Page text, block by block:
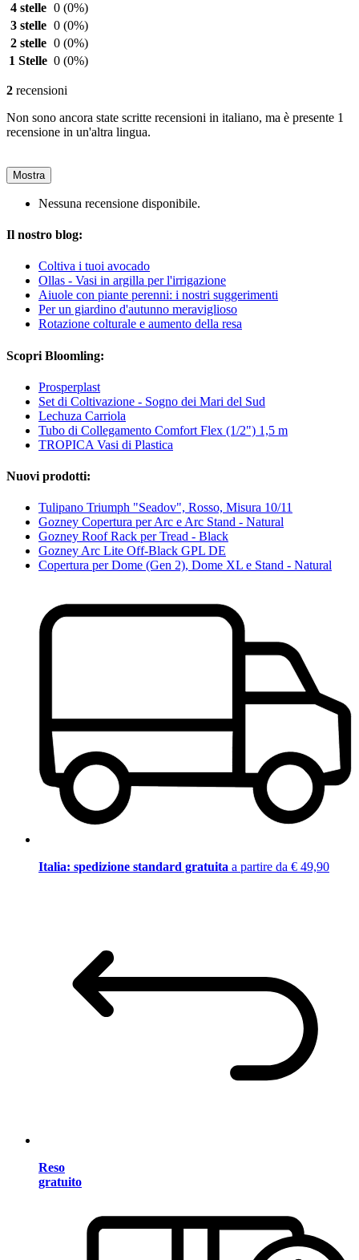
4 stelle 0 (0%)
3 stelle 0 (0%)
2 stelle 0 (0%)
1 Stelle 0 (0%)
2 recensioni
Non sono ancora state scritte recensioni in italiano, ma è presente 1
recensione in un'altra lingua.
Mostra
Nessuna recensione disponibile.
Il nostro blog:
Coltiva i tuoi avocado
Ollas - Vasi in argilla per l'irrigazione
Aiuole con piante perenni: i nostri suggerimenti
Per un giardino d'autunno meraviglioso
Rotazione colturale e aumento della resa
Scopri Bloomling:
Prosperplast
Set di Coltivazione - Sogno dei Mari del Sud
Lechuza Carriola
Tubo di Collegamento Comfort Flex (1/2") 1,5 m
TROPICA Vasi di Plastica
Nuovi prodotti:
Tulipano Triumph "Seadov", Rosso, Misura 10/11
Gozney Copertura per Arc e Arc Stand - Natural
Gozney Roof Rack per Tread - Black
Gozney Arc Lite Off-Black GPL DE
Copertura per Dome (Gen 2), Dome XL e Stand - Natural
Italia: spedizione standard gratuita a partire da € 49,90
Reso
gratuito